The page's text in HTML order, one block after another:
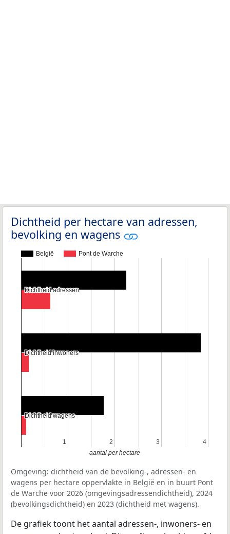
Dichtheid per hectare van adressen,
bevolking en wagens
België Pont de Warche
1
1 2
2 3
3 4
4
Dichtheid adressen
Dichtheid adressen
Dichtheid inwoners
Dichtheid inwoners
Dichtheid wagens
Dichtheid wagens
aantal per hectare
Omgeving: dichtheid van de bevolking-, adressen- en
wagens per hectare oppervlakte in België en in buurt Pont
de Warche voor 2026 (omgevingsadressendichtheid), 2024
(bevolkingsdichtheid) en 2023 (dichtheid met wagens).
De grafiek toont het aantal adressen-, inwoners- en